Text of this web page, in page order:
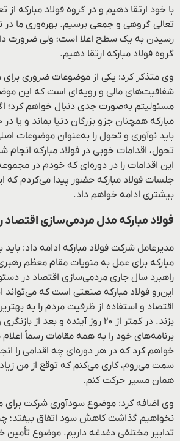
با خود ارتقا دهیم و در گروه فولاد مبارکه
تعالی گروهی و جمعی برسیم. بهره‌وری ما در
رسیدن به یک سطح اعلا است؛ ولی ضرورت
گروه فولاد مبارکه ارتقا دهیم.
وی متذکر کرد: یکی از موضوعات ضروری برای
شفافیت‌های مالی و رویه‌ای است که این
مسئولیتم به‌صورت جدی دنبال خواهم کرد؛
مبارکه همچنان جزو بزرگان دنیا بماند و یا در
باید نوآوری و تحول را به‌عنوان موضوعات
تحول، اقدامات خوبی در فولاد مبارکه
این اقدامات را در دوره‌ای که خودم در
جلسات فولاد مبارکه حضور پیدا می‌کردم که
بیشتری ادامه خواهم داد.
فولاد مبارکه مدل مردمی‌سازی اقتصاد
مدیرعامل شرکت فولاد مبارکه ادامه داد: باید
مبارکه برای عمل به منویات مقام معظم
راهبرد سال جاری مردمی‌سازی اقتصاد در
این‌رو فولاد مبارکه صنعتی است که
اقتصاد و استفاده از ظرفیت مردم را به
بزند. در کمتر از ۲۰ روز آینده و بعد
برنامه‌های خود را به همه مقامات رسماً
خواهم کرد که در هر دوره‌ای چه اقدامی را
سمت می‌روم، کاری می‌کنم که توقع از من زیاد
همان مسیر حرکت کنم.
وی اضافه کرد: موضوع سودآوری شرکت برای
نخواهیم گذاشت کاهش سود اتفاق بیفتد؛
تدابیر مختلفی دغدغه داریم. موضوع تأمین